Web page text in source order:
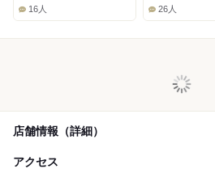
Lunch:
16人
Lunch:
26人
店舗情報（詳細）
アクセス